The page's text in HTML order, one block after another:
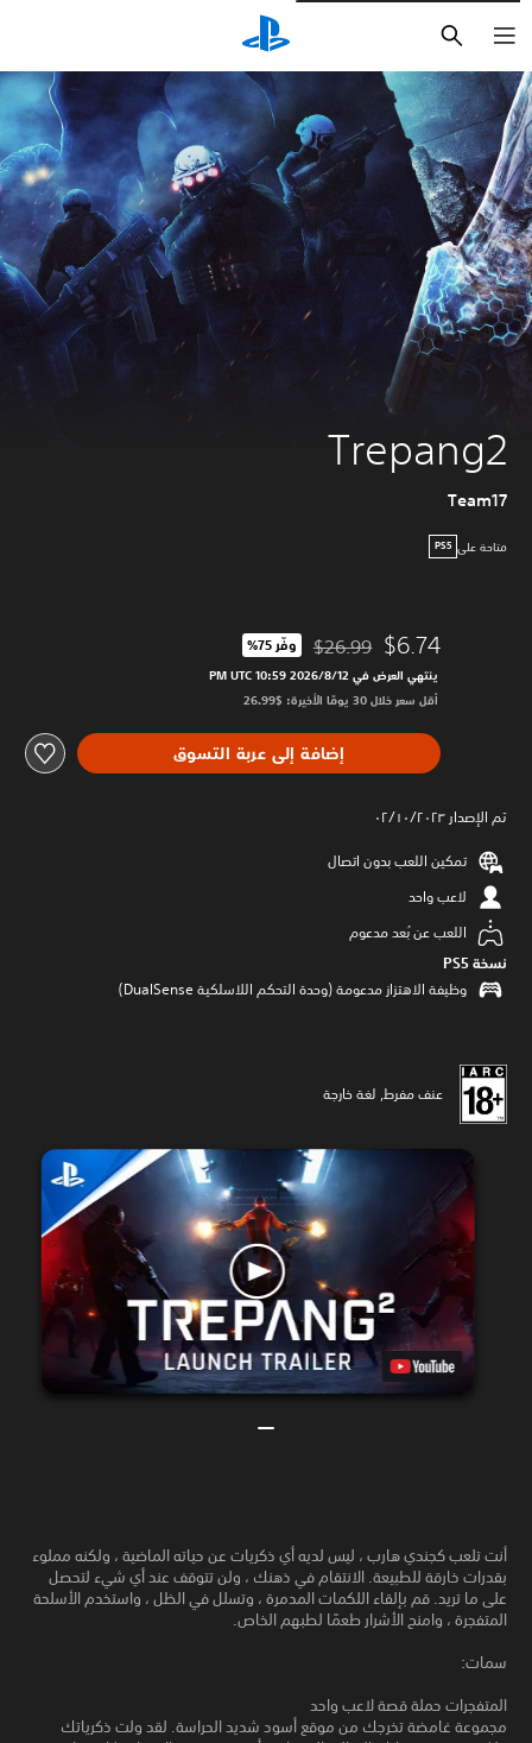
Trepang2
Team17
متاحة على PS5
$6.74 مخصوم من السعر الأصلي البالغ $26.99‏
$26.99 وفّر 75%‏
ينتهي العرض في 12‏/8‏/2026 10:59 PM UTC‏
أقل سعر خلال 30 يومًا الأخيرة: $26.99‏
إضافة إلى عربة التسوق
تم الإصدار ٠٢/١٠/٢٠٢٣
تمكين اللعب بدون اتصال
لاعب واحد
اللعب عن بُعد مدعوم
نسخة PS5‏
وظيفة الاهتزاز مدعومة (وحدة التحكم اللاسلكية DualSense‏)
عنف مفرط, لغة خارجة
أنت تلعب كجندي هارب ، ليس لديه أي ذكريات عن حياته الماضية ، ولكنه مملوء
بقدرات خارقة للطبيعة. الانتقام في ذهنك ، ولن تتوقف عند أي شيء لتحصل
على ما تريد. قم بإلقاء اللكمات المدمرة ، وتسلل في الظل ، واستخدم الأسلحة
المتفجرة ، وامنح الأشرار طعمًا لطبهم الخاص.
سمات:
المتفجرات حملة قصة لاعب واحد
مجموعة غامضة تخرجك من موقع أسود شديد الحراسة. لقد ولت ذكرياتك